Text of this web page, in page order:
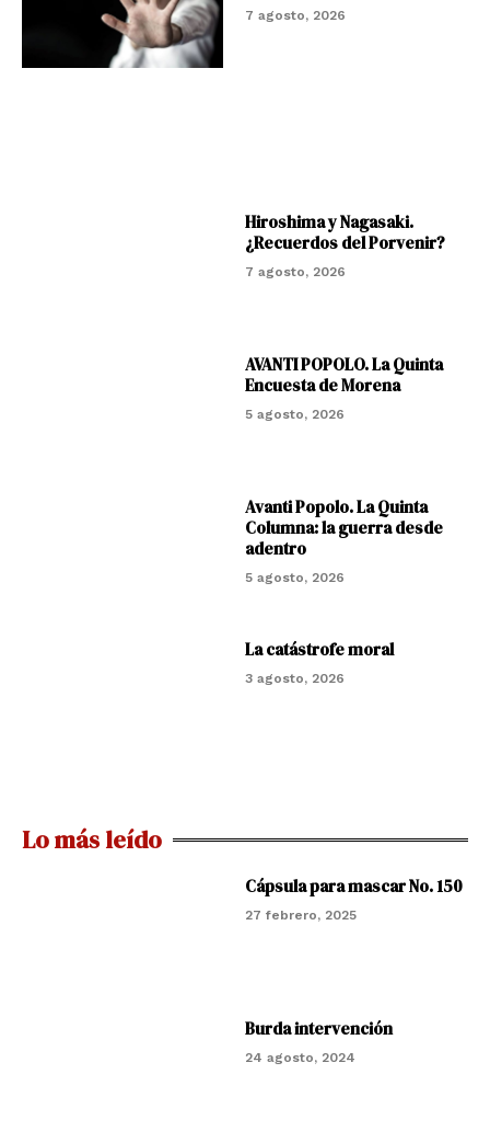
7 agosto, 2026
Hiroshima y Nagasaki.
¿Recuerdos del Porvenir?
7 agosto, 2026
AVANTI POPOLO. La Quinta
Encuesta de Morena
5 agosto, 2026
Avanti Popolo. La Quinta
Columna: la guerra desde
adentro
5 agosto, 2026
La catástrofe moral
3 agosto, 2026
Lo más leído
Cápsula para mascar No. 150
27 febrero, 2025
Burda intervención
24 agosto, 2024